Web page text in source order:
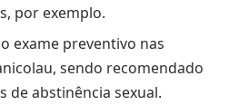
por exemplo.
exame preventivo nas
sendo recomendado
de abstinência sexual.